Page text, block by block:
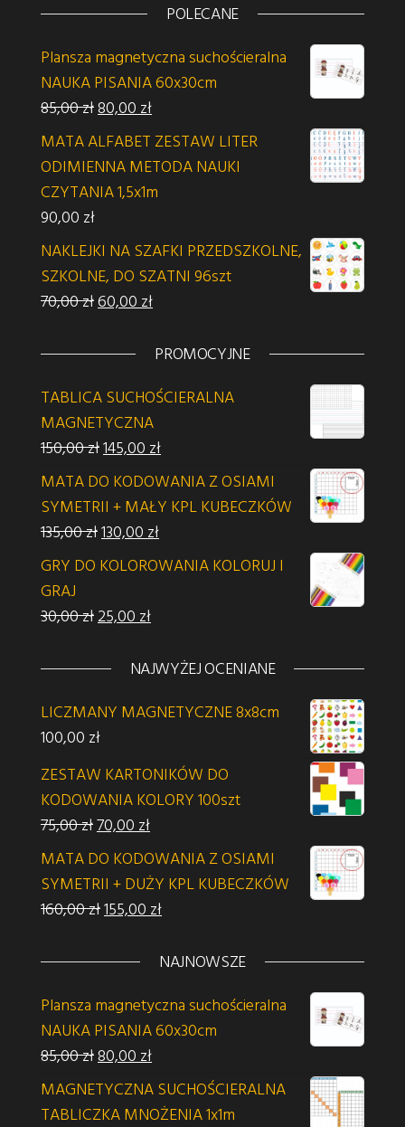
POLECANE
Plansza magnetyczna suchościeralna
NAUKA PISANIA 60x30cm
85,00złPierwotna cena wynosiła: 85,00 zł.
80,00 złAktualna cena wynosi: 80,00 zł.
MATA ALFABET ZESTAW LITER
ODIMIENNA METODA NAUKI
CZYTANIA 1,5x1m
90,00 zł
NAKLEJKI NA SZAFKI PRZEDSZKOLNE,
SZKOLNE, DO SZATNI 96szt
70,00złPierwotna cena wynosiła: 70,00 zł.
60,00 złAktualna cena wynosi: 60,00 zł.
PROMOCYJNE
TABLICA SUCHOŚCIERALNA
MAGNETYCZNA
150,00złPierwotna cena wynosiła: 150,00 zł.
145,00 złAktualna cena wynosi: 145,00 zł.
MATA DO KODOWANIA Z OSIAMI
SYMETRII + MAŁY KPL KUBECZKÓW
135,00złPierwotna cena wynosiła: 135,00 zł.
130,00 złAktualna cena wynosi: 130,00 zł.
GRY DO KOLOROWANIA KOLORUJ I
GRAJ
30,00złPierwotna cena wynosiła: 30,00 zł.
25,00 złAktualna cena wynosi: 25,00 zł.
NAJWYŻEJ OCENIANE
LICZMANY MAGNETYCZNE 8x8cm
100,00 zł
ZESTAW KARTONIKÓW DO
KODOWANIA KOLORY 100szt
75,00złPierwotna cena wynosiła: 75,00 zł.
70,00 złAktualna cena wynosi: 70,00 zł.
MATA DO KODOWANIA Z OSIAMI
SYMETRII + DUŻY KPL KUBECZKÓW
160,00złPierwotna cena wynosiła: 160,00 zł.
155,00 złAktualna cena wynosi: 155,00 zł.
NAJNOWSZE
Plansza magnetyczna suchościeralna
NAUKA PISANIA 60x30cm
85,00złPierwotna cena wynosiła: 85,00 zł.
80,00 złAktualna cena wynosi: 80,00 zł.
MAGNETYCZNA SUCHOŚCIERALNA
TABLICZKA MNOŻENIA 1x1m